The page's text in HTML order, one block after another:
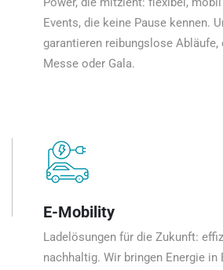
Events, die keine Pause kennen.
garantieren reibungslose Abläufe,
Messe oder Gala.
E-Mobility
Ladelösungen für die Zukunft:
nachhaltig. Wir bringen Energie in